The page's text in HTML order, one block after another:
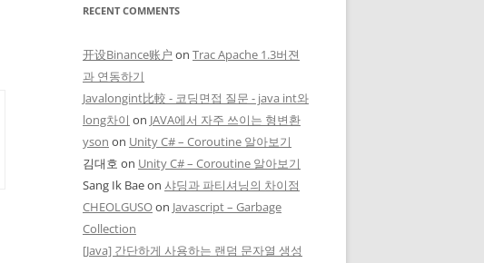
RECENT COMMENTS
开设Binance账户 on Trac Apache 1.3버젼
과 연동하기
Javalongint比較 - 코딩면접 질문 - java int와
long차이 on JAVA에서 자주 쓰이는 형변환
yson on Unity C# – Coroutine 알아보기
김대호 on Unity C# – Coroutine 알아보기
Sang Ik Baeon 샤딩과 파티셔닝의 차이점
CHEOLGUSOon Javascript – Garbage
Collection
[Java] 간단하게 사용하는 랜덤 문자열 생성